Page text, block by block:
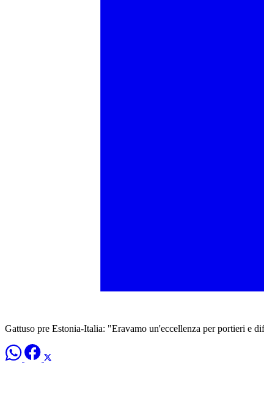
Gattuso pre Estonia-Italia: "Eravamo un'eccellenza per portieri e